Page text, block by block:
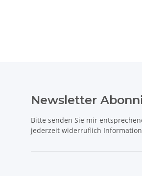
Newsletter
Bitte senden Sie mir
jederzeit widerruflich